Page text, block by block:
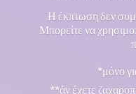
Η έκπτωση δεν
Μπορείτε να
*μόνο
**άν έχετε